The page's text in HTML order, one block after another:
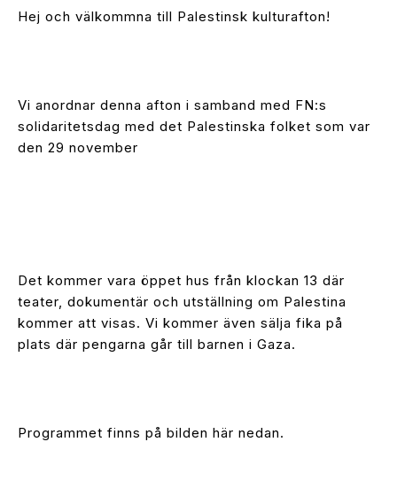
Hej och välkommna till Palestinsk kulturafton!
Vi anordnar denna afton i samband med FN:s
solidaritetsdag med det Palestinska folket som var
den 29 november
Det kommer vara öppet hus från klockan 13 där
teater, dokumentär och utställning om Palestina
kommer att visas. Vi kommer även sälja fika på
plats där pengarna går till barnen i Gaza.
Programmet finns på bilden här nedan.